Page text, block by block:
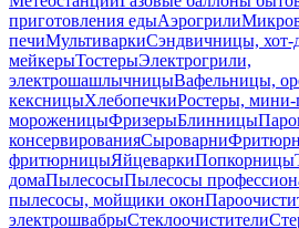
приготовления едыАэрогрили
печиМультиваркиСэндвичницы, хот-
мейкерыТостерыЭлектрогрили,
электрошашлычницыВафельницы,
кексницыХлебопечкиРостеры, мини-
мороженицыФризерыБлинницы
консервированияСыроварни
фритюрницыЯйцеваркиПопкорницы
домаПылесосыПылесосы
пылесосы, мойщики окон
электрошвабрыСтеклоочистители